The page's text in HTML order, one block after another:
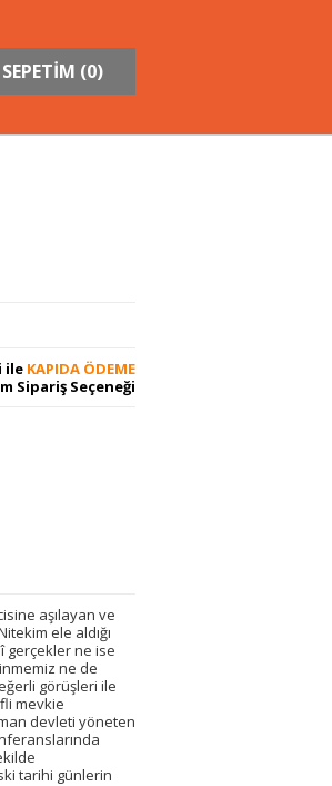
SEPETİM (0)
ile KAPIDA ÖDEME
Sipariş Seçeneği
aşılayan ve
ele aldığı
gerçekler ne ise
ne de
görüşleri ile
mevkie
devleti yöneten
tarihi günlerin